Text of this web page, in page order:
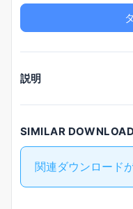
説明
SIMILAR
関連ダウンロード